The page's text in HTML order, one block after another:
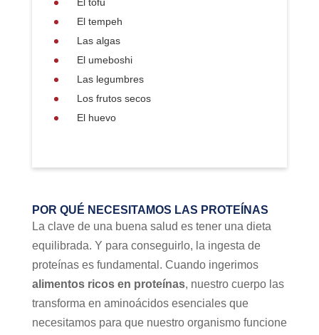
El tofu
El tempeh
Las algas
El umeboshi
Las legumbres
Los frutos secos
El huevo
POR QUÉ NECESITAMOS LAS PROTEÍNAS
La clave de una buena salud es tener una dieta
equilibrada. Y para conseguirlo, la ingesta de
proteínas es fundamental. Cuando ingerimos
alimentos ricos en proteínas, nuestro cuerpo las
transforma en aminoácidos esenciales que
necesitamos para que nuestro organismo funcione